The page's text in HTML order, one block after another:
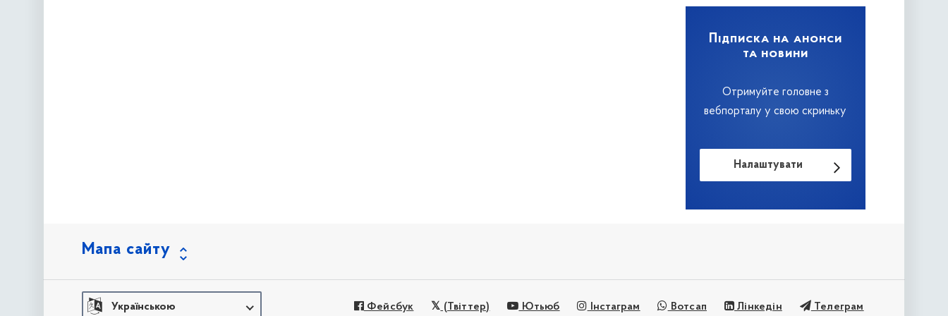
Підписка на анонси
та новини
Отримуйте головне з
вебпорталу у свою скриньку
Налаштувати
Мапа сайту
Українською Фейсбук (Твіттер) Ютьюб Інстаграм Вотсап Лінкедін Телеграм